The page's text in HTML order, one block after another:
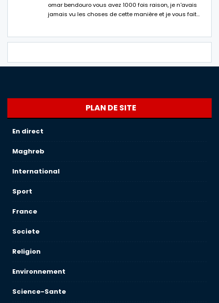
omar bendouro vous avez 1000 fois raison, je n'avais
jamais vu les choses de cette manière et je vous fait…
PLAN DE SITE
En direct
Maghreb
International
Sport
France
Societe
Religion
Environnement
Science-Sante